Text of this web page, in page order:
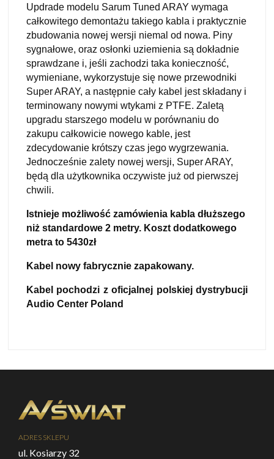
Updrade modelu Sarum Tuned ARAY wymaga
całkowitego demontażu takiego kabla i praktycznie
zbudowania nowej wersji niemal od nowa. Piny
sygnałowe, oraz osłonki uziemienia są dokładnie
sprawdzane i, jeśli zachodzi taka konieczność,
wymieniane, wykorzystuje się nowe przewodniki
Super ARAY, a następnie cały kabel jest składany i
terminowany nowymi wtykami z PTFE. Zaletą
upgradu starszego modelu w porównaniu do
zakupu całkowicie nowego kable, jest
zdecydowanie krótszy czas jego wygrzewania.
Jednocześnie zalety nowej wersji, Super ARAY,
będą dla użytkownika oczywiste już od pierwszej
chwili.
Istnieje możliwość zamówienia kabla dłuższego
niż standardowe 2 metry. Koszt dodatkowego
metra to 5430zł
Kabel nowy fabrycznie zapakowany.
Kabel pochodzi z oficjalnej polskiej dystrybucji
Audio Center Poland
ADRES SKLEPU
ul. Kosiarzy 32